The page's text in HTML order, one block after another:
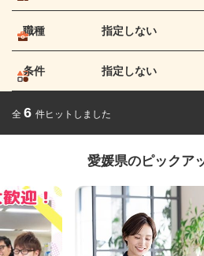
職種 指定しない
条件 指定しない
全 6 件ヒットしました
愛媛県のピックア